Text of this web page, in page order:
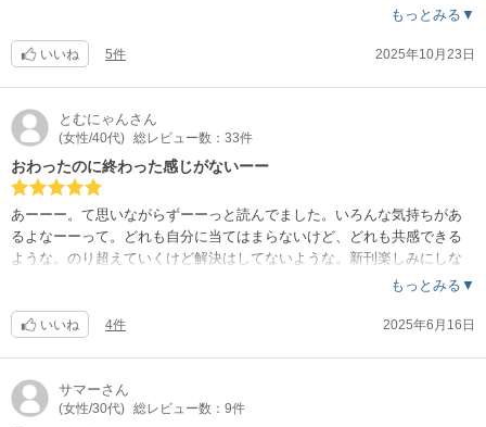
り方な気もします。色々な視点で色々な展開があって、とても好きな作
もっとみる▼
いいね 5件 2025年10月23日
とむにゃんさん
(女性/40代) 総レビュー数：33件
おわったのに終わった感じがないーー
あーーー。て思いながらずーーっと読んでました。いろんな気持ちがあ
るよなーーって。どれも自分に当てはまらないけど、どれも共感できる
ような。のり超えていくけど解決はしてないような。新刊楽しみにしな
がら、完結でしんじとくっつくと期待しながらの最終巻。なんつーか最
もっとみる▼
いいね 4件 2025年6月16日
サマーさん
(女性/30代) 総レビュー数：9件